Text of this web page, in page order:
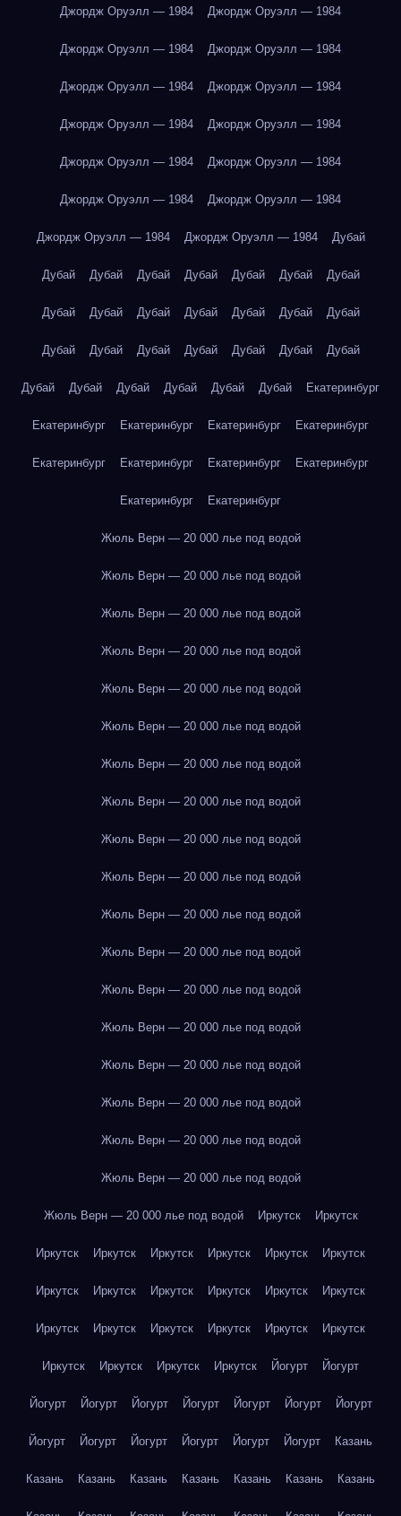
Джордж Оруэлл — 1984 Джордж Оруэлл — 1984
Джордж Оруэлл — 1984 Джордж Оруэлл — 1984
Джордж Оруэлл — 1984 Джордж Оруэлл — 1984
Джордж Оруэлл — 1984 Джордж Оруэлл — 1984
Джордж Оруэлл — 1984 Джордж Оруэлл — 1984
Джордж Оруэлл — 1984 Джордж Оруэлл — 1984
Джордж Оруэлл — 1984 Джордж Оруэлл — 1984 Дубай
Дубай Дубай Дубай Дубай Дубай Дубай Дубай
Дубай Дубай Дубай Дубай Дубай Дубай Дубай
Дубай Дубай Дубай Дубай Дубай Дубай Дубай
Дубай Дубай Дубай Дубай Дубай Дубай Екатеринбург
Екатеринбург Екатеринбург Екатеринбург Екатеринбург
Екатеринбург Екатеринбург Екатеринбург Екатеринбург
Екатеринбург Екатеринбург
Жюль Верн — 20 000 лье под водой
Жюль Верн — 20 000 лье под водой
Жюль Верн — 20 000 лье под водой
Жюль Верн — 20 000 лье под водой
Жюль Верн — 20 000 лье под водой
Жюль Верн — 20 000 лье под водой
Жюль Верн — 20 000 лье под водой
Жюль Верн — 20 000 лье под водой
Жюль Верн — 20 000 лье под водой
Жюль Верн — 20 000 лье под водой
Жюль Верн — 20 000 лье под водой
Жюль Верн — 20 000 лье под водой
Жюль Верн — 20 000 лье под водой
Жюль Верн — 20 000 лье под водой
Жюль Верн — 20 000 лье под водой
Жюль Верн — 20 000 лье под водой
Жюль Верн — 20 000 лье под водой
Жюль Верн — 20 000 лье под водой
Жюль Верн — 20 000 лье под водой Иркутск Иркутск
Иркутск Иркутск Иркутск Иркутск Иркутск Иркутск
Иркутск Иркутск Иркутск Иркутск Иркутск Иркутск
Иркутск Иркутск Иркутск Иркутск Иркутск Иркутск
Иркутск Иркутск Иркутск Иркутск Йогурт Йогурт
Йогурт Йогурт Йогурт Йогурт Йогурт Йогурт Йогурт
Йогурт Йогурт Йогурт Йогурт Йогурт Йогурт Казань
Казань Казань Казань Казань Казань Казань Казань